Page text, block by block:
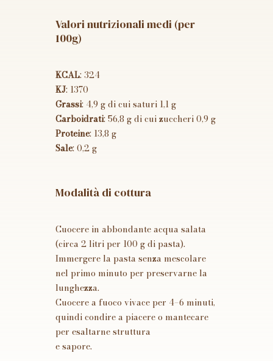
Valori nutrizionali medi (per
100g)
KCAL: 324
KJ: 1370
Grassi: 4,9 g di cui saturi 1,1 g
Carboidrati: 56,8 g di cui zuccheri 0,9 g
Proteine: 13,8 g
Sale: 0,2 g
Modalità di cottura
Cuocere in abbondante acqua salata
(circa 2 litri per 100 g di pasta).
Immergere la pasta senza mescolare
nel primo minuto per preservarne la
lunghezza.
Cuocere a fuoco vivace per 4–6 minuti,
quindi condire a piacere o mantecare
per esaltarne struttura
e sapore.